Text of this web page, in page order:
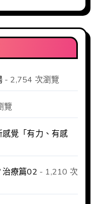
- 2,754 次瀏覽
覽
覺「有力、有感
治療篇02 - 1,210 次